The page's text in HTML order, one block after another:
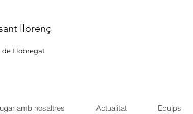
llorenç
de Llobregat
amb nosaltres Actualitat Equips